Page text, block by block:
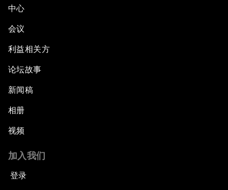
中心
会议
利益相关方
论坛故事
新闻稿
相册
视频
加入我们
登录